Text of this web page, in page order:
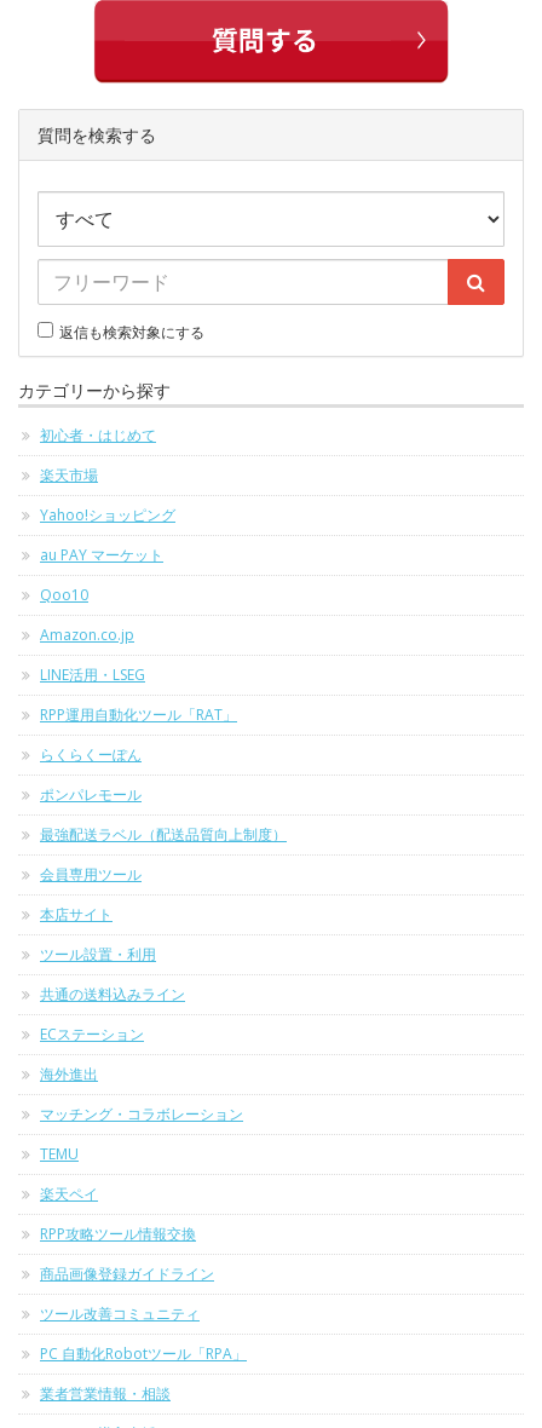
質問を検索する
返信も検索対象にする
カテゴリーから探す
初心者・はじめて
楽天市場
Yahoo!ショッピング
au PAY マーケット
Qoo10
Amazon.co.jp
LINE活用・LSEG
RPP運用自動化ツール「RAT」
らくらくーぽん
ポンパレモール
最強配送ラベル（配送品質向上制度）
会員専用ツール
本店サイト
ツール設置・利用
共通の送料込みライン
ECステーション
海外進出
マッチング・コラボレーション
TEMU
楽天ペイ
RPP攻略ツール情報交換
商品画像登録ガイドライン
ツール改善コミュニティ
PC 自動化Robotツール「RPA」
業者営業情報・相談